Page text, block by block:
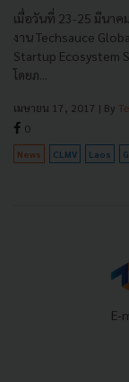
เมื่อวันที่ 23-25 มีนาค
งาน Techsauce
Startup Ecosystem
โดยภ...
เมษายน 17, 2017 | By
0
News CLMV Laos
E-